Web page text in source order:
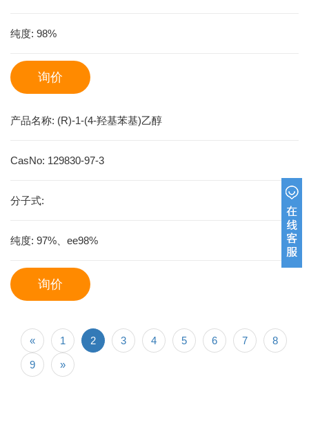
纯度: 98%
询价
产品名称: (R)-1-(4-羟基苯基)乙醇
CasNo: 129830-97-3
分子式:
纯度: 97%、ee98%
询价
« 1 2 3 4 5 6 7 8
9 »